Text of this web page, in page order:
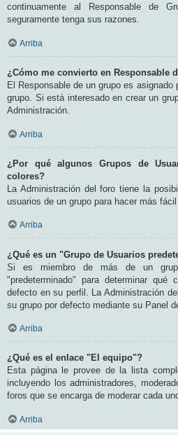
continuamente al Responsable de
seguramente tenga sus razones.
Arriba
¿Cómo me convierto en Responsable
El Responsable de un grupo es asignado
grupo. Si está interesado en crear un
Administración.
Arriba
¿Por qué algunos Grupos de
colores?
La Administración del foro tiene la
usuarios de un grupo para hacer más
Arriba
¿Qué es un "Grupo de Usuarios
Si es miembro de más de un
"predeterminado" para determinar
defecto en su perfil. La Administración
su grupo por defecto mediante su Panel
Arriba
¿Qué es el enlace "El equipo"?
Esta página le provee de la lista
incluyendo los administradores,
foros que se encarga de moderar cada
Arriba